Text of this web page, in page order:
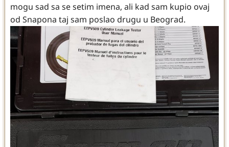
mogu sad sa se setim imena, ali kad sam kupio ovaj
od Snapona taj sam poslao drugu u Beograd.